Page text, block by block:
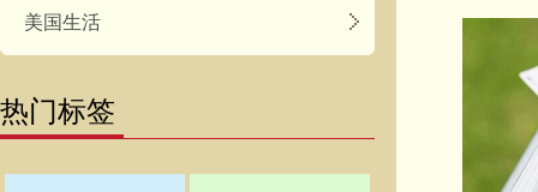
美国生活
热门标签